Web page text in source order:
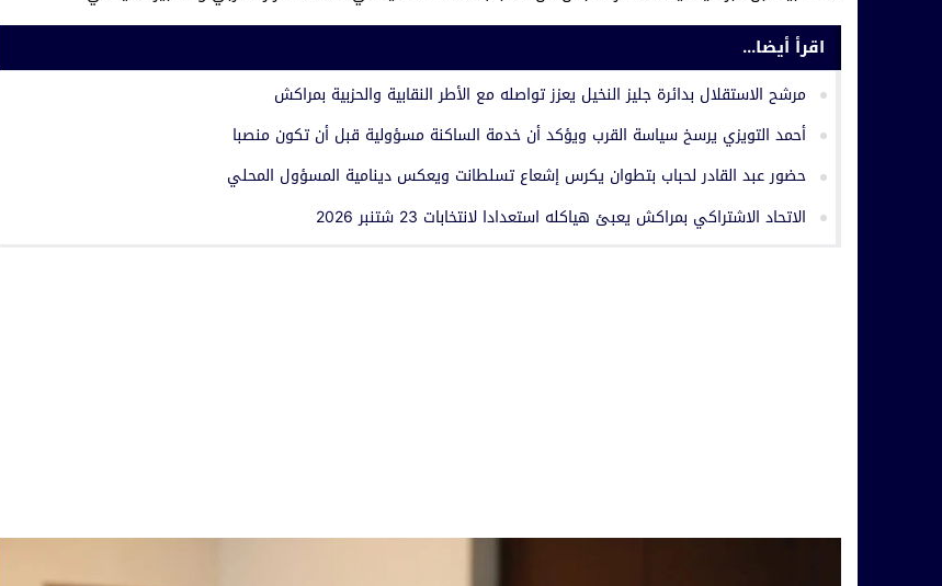
اقرأ أيضا...
مرشح الاستقلال بدائرة جليز النخيل يعزز تواصله مع الأطر النقابية والحزبية بمراكش
أحمد التويزي يرسخ سياسة القرب ويؤكد أن خدمة الساكنة مسؤولية قبل أن تكون منصبا
حضور عبد القادر لحباب بتطوان يكرس إشعاع تسلطانت ويعكس دينامية المسؤول المحلي
الاتحاد الاشتراكي بمراكش يعبئ هياكله استعدادا لانتخابات 23 شتنبر 2026